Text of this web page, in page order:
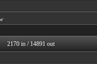
思議.net - 5ch...
肉速報
はーとログ
たしん！
2170 in / 14891 out